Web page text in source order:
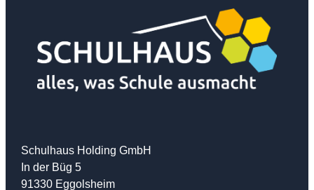
Schulhaus Holding GmbH
In der Büg 5
91330 Eggolsheim